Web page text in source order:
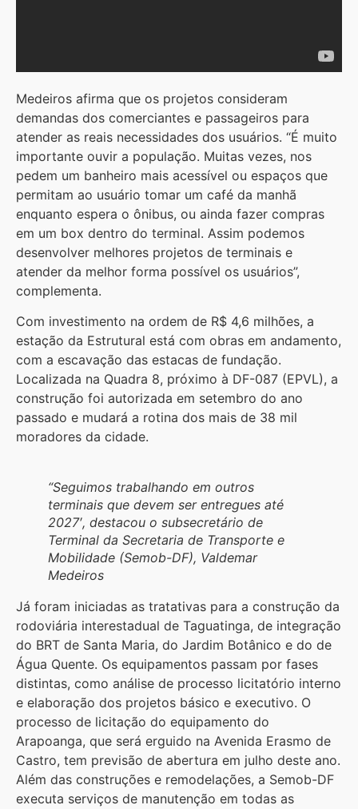
Medeiros afirma que os projetos consideram
demandas dos comerciantes e passageiros para
atender as reais necessidades dos usuários. “É muito
importante ouvir a população. Muitas vezes, nos
pedem um banheiro mais acessível ou espaços que
permitam ao usuário tomar um café da manhã
enquanto espera o ônibus, ou ainda fazer compras
em um box dentro do terminal. Assim podemos
desenvolver melhores projetos de terminais e
atender da melhor forma possível os usuários”,
complementa.
Com investimento na ordem de R$ 4,6 milhões, a
estação da Estrutural está com obras em andamento,
com a escavação das estacas de fundação.
Localizada na Quadra 8, próximo à DF-087 (EPVL), a
construção foi autorizada em setembro do ano
passado e mudará a rotina dos mais de 38 mil
moradores da cidade.
“Seguimos trabalhando em outros
terminais que devem ser entregues até
2027′, destacou o subsecretário de
Terminal da Secretaria de Transporte e
Mobilidade (Semob-DF), Valdemar
Medeiros
Já foram iniciadas as tratativas para a construção da
rodoviária interestadual de Taguatinga, de integração
do BRT de Santa Maria, do Jardim Botânico e do de
Água Quente. Os equipamentos passam por fases
distintas, como análise de processo licitatório interno
e elaboração dos projetos básico e executivo. O
processo de licitação do equipamento do
Arapoanga, que será erguido na Avenida Erasmo de
Castro, tem previsão de abertura em julho deste ano.
Além das construções e remodelações, a Semob-DF
executa serviços de manutenção em todas as